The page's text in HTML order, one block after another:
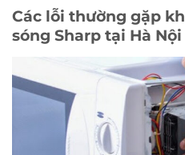
Các lỗi thường gặp
sóng Sharp tại Hà Nội